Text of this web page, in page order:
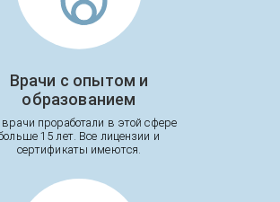
Врачи с опытом и
образованием
врачи проработали в этой сфере
15 лет. Все лицензии и
сертификаты имеются.